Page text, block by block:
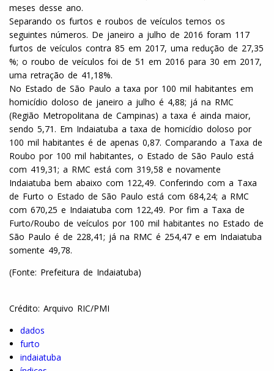
meses desse ano.
Separando os furtos e roubos de veículos temos os
seguintes números. De janeiro a julho de 2016 foram 117
furtos de veículos contra 85 em 2017, uma redução de 27,35
%; o roubo de veículos foi de 51 em 2016 para 30 em 2017,
uma retração de 41,18%.
No Estado de São Paulo a taxa por 100 mil habitantes em
homicídio doloso de janeiro a julho é 4,88; já na RMC
(Região Metropolitana de Campinas) a taxa é ainda maior,
sendo 5,71. Em Indaiatuba a taxa de homicídio doloso por
100 mil habitantes é de apenas 0,87. Comparando a Taxa de
Roubo por 100 mil habitantes, o Estado de São Paulo está
com 419,31; a RMC está com 319,58 e novamente
Indaiatuba bem abaixo com 122,49. Conferindo com a Taxa
de Furto o Estado de São Paulo está com 684,24; a RMC
com 670,25 e Indaiatuba com 122,49. Por fim a Taxa de
Furto/Roubo de veículos por 100 mil habitantes no Estado de
São Paulo é de 228,41; já na RMC é 254,47 e em Indaiatuba
somente 49,78.
(Fonte: Prefeitura de Indaiatuba)
Crédito: Arquivo RIC/PMI
dados
furto
indaiatuba